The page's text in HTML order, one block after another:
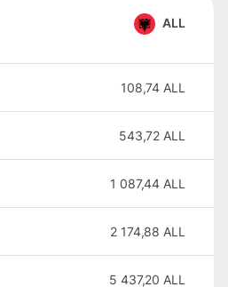
ALL
108,74 ALL
543,72 ALL
1 087,44 ALL
2 174,88 ALL
5 437,20 ALL